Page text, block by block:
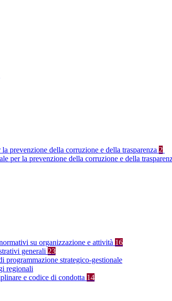
prevenzione della corruzione e della trasparenza 2
per la prevenzione della corruzione e della
su organizzazione e attività 16
generali 23
programmazione strategico-gestionale
regionali
e codice di condotta 14